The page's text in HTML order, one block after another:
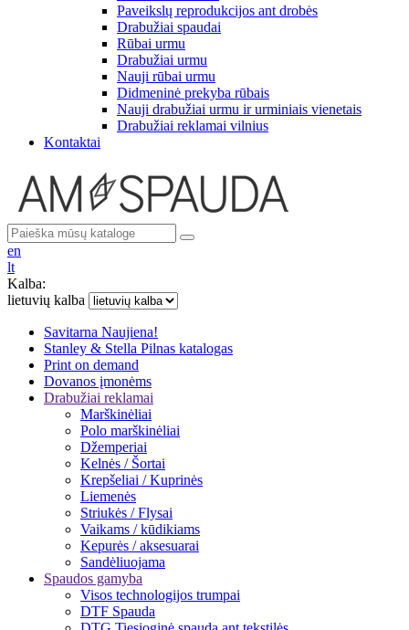
Paveikslų reprodukcijos ant drobės
Drabužiai spaudai
Rūbai urmu
Drabužiai urmu
Nauji rūbai urmu
Didmeninė prekyba rūbais
Nauji drabužiai urmu ir urminiais vienetais
Drabužiai reklamai vilnius
Kontaktai
en
lt
Kalba:
lietuvių kalba
Savitarna Naujiena!
Stanley & Stella Pilnas katalogas
Print on demand
Dovanos įmonėms
Drabužiai reklamai
Marškinėliai
Polo marškinėliai
Džemperiai
Kelnės / Šortai
Krepšeliai / Kuprinės
Liemenės
Striukės / Flysai
Vaikams / kūdikiams
Kepurės / aksesuarai
Sandėliuojama
Spaudos gamyba
Visos technologijos trumpai
DTF Spauda